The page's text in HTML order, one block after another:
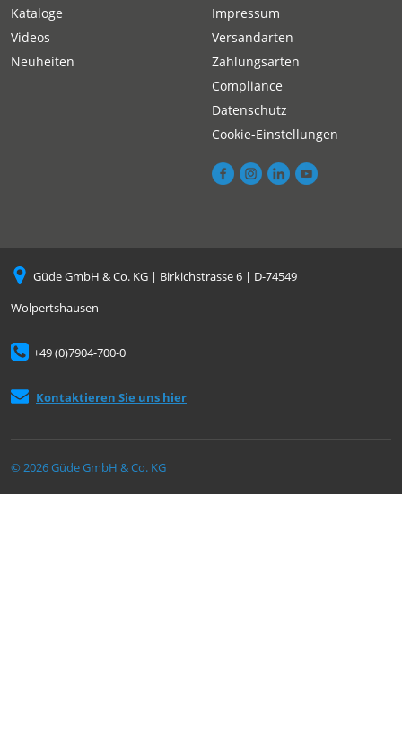
Kataloge
Videos
Neuheiten
Impressum
Versandarten
Zahlungsarten
Compliance
Datenschutz
Cookie-Einstellungen
Güde GmbH & Co. KG | Birkichstrasse 6 | D-74549
Wolpertshausen
+49 (0)7904-700-0
Kontaktieren Sie uns hier
© 2026 Güde GmbH & Co. KG